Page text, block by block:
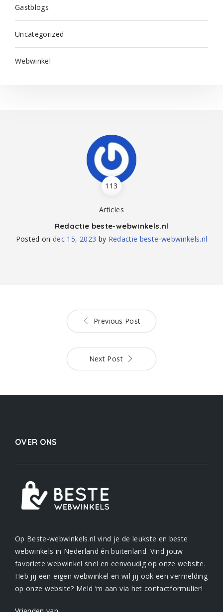
Gastblogs
Uncategorized
Webwinkel
113
Articles
Redactie beste-webwinkels.nl
Posted ondec 15, 2023 by Redactie beste-webwinkels.nl
Previous Post
Next Post
OVER ONS
Op Beste-webwinkels.nl vind je de leukste en beste
webwinkels in Nederland én buitenland. Vind jouw
favoriete webwinkel snel en eenvoudig op onze website.
Heb jij een eigen webwinkel en wil jij ook een vermelding
op onze website? Meld ‘m aan via het contactformulier!